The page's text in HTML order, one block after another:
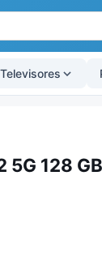
Televisores
128